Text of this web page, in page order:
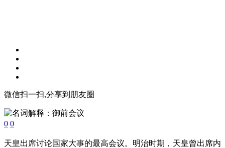
微信扫一扫,分享到朋友圈
0 0
天皇出席讨论国家大事的最高会议。明治时期，天皇曾出席内